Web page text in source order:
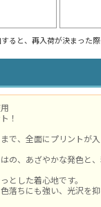
ると、再入荷が決まった際
！
で、全面にプリントが
の、あざやかな発色と
とした着心地です。
落ちにも強い、光沢を